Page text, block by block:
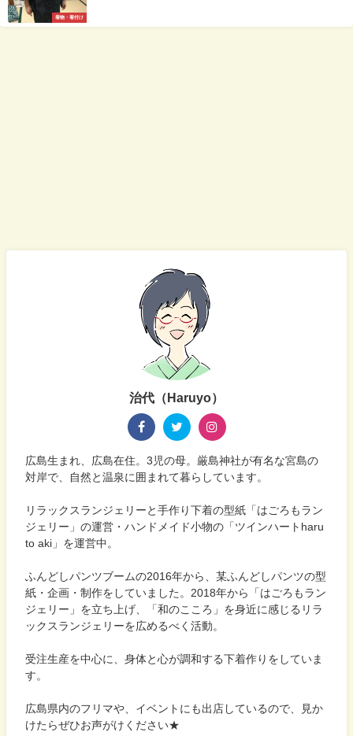
着物・着付け
治代（Haruyo）
広島生まれ、広島在住。3児の母。厳島神社が有名な宮島の
対岸で、自然と温泉に囲まれて暮らしています。
リラックスランジェリーと手作り下着の型紙「はごろもラン
ジェリー」の運営・ハンドメイド小物の「ツインハートharu
to aki」を運営中。
ふんどしパンツブームの2016年から、某ふんどしパンツの型
紙・企画・制作をしていました。2018年から「はごろもラン
ジェリー」を立ち上げ、「和のこころ」を身近に感じるリラ
ックスランジェリーを広めるべく活動。
受注生産を中心に、身体と心が調和する下着作りをしていま
す。
広島県内のフリマや、イベントにも出店しているので、見か
けたらぜひお声がけください★